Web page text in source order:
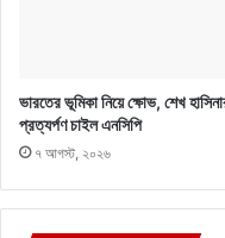
ভারতের ভূমিকা নিয়ে ক্ষোভ, শেখ
প্রত্যর্পণ চাইল এনসিপি
৭ আগস্ট, ২০২৬